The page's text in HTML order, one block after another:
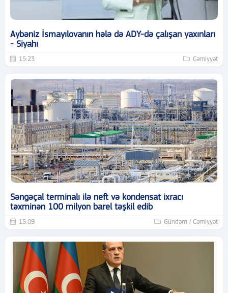
Aybəniz İsmayılovanın hələ də ADY-də çalışan yaxınları
- Siyahı
15:23 Cəmiyyət
Səngəçal terminalı ilə neft və kondensat ixracı
təxminən 100 milyon barel təşkil edib
15:09 Gündəm / Cəmiyyət